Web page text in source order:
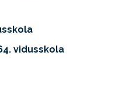
vidusskola